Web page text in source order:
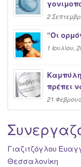
2
“Oι
1 Ιουλίου,
πρέπει
21
Γιαζιτζόγλου
Θεσσαλονίκη